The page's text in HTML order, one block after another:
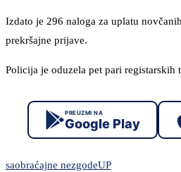
Izdato je 296 naloga za uplatu
prekršajne prijave.
Policija je oduzela pet pari registarskih
PREUZMI NA
Google Play
saobraćajne nezgodeUP